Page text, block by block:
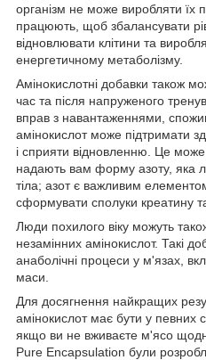
організм не може виробляти
працюють, щоб збалансувати
відновлювати клітини та
енергетичному метаболізму.
Амінокислотні добавки також
час та після напруженого
вправ з навантаженнями,
амінокислот може підтримати
і сприяти відновленню. Це
надають вам форму азоту, яка
тіла; азот є важливим
сформувати сполуки креатину
Люди похилого віку можуть
незамінних амінокислот. Такі
анаболічні процеси у м'язах,
маси.
Для досягнення найкращих
амінокислот має бути у певних
якщо ви не вживаєте м'ясо
Pure Encapsulation були